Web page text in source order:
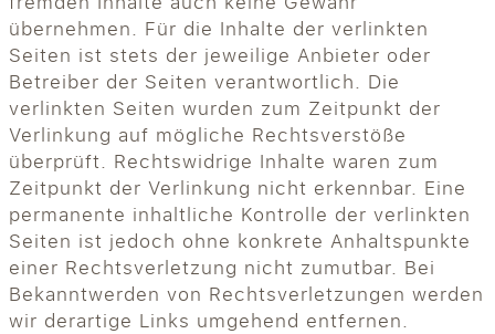
übernehmen. Für die Inhalte der verlinkten
Seiten ist stets der jeweilige Anbieter oder
Betreiber der Seiten verantwortlich. Die
verlinkten Seiten wurden zum Zeitpunkt der
Verlinkung auf mögliche Rechtsverstöße
überprüft. Rechtswidrige Inhalte waren zum
Zeitpunkt der Verlinkung nicht erkennbar. Eine
permanente inhaltliche Kontrolle der verlinkten
Seiten ist jedoch ohne konkrete Anhaltspunkte
einer Rechtsverletzung nicht zumutbar. Bei
Bekanntwerden von Rechtsverletzungen werden
wir derartige Links umgehend entfernen.